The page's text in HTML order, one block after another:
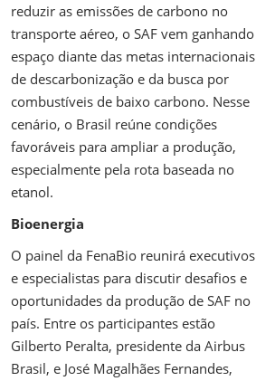
reduzir as emissões de carbono no
transporte aéreo, o SAF vem ganhando
espaço diante das metas internacionais
de descarbonização e da busca por
combustíveis de baixo carbono. Nesse
cenário, o Brasil reúne condições
favoráveis para ampliar a produção,
especialmente pela rota baseada no
etanol.
Bioenergia
O painel da FenaBio reunirá executivos
e especialistas para discutir desafios e
oportunidades da produção de SAF no
país. Entre os participantes estão
Gilberto Peralta, presidente da Airbus
Brasil, e José Magalhães Fernandes,